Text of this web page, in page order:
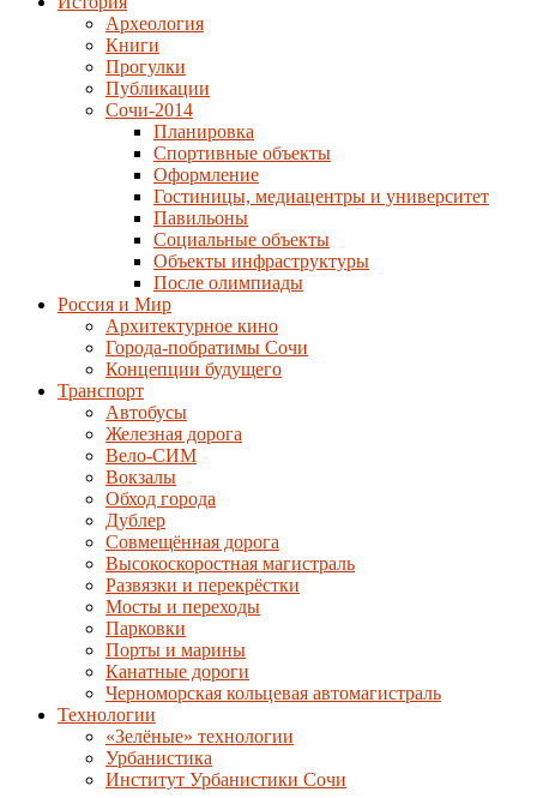
Археология
Книги
Прогулки
Публикации
Сочи-2014
Планировка
Спортивные объекты
Оформление
Гостиницы, медиацентры и университет
Павильоны
Социальные объекты
Объекты инфраструктуры
После олимпиады
Россия и Мир
Архитектурное кино
Города-побратимы Сочи
Концепции будущего
Транспорт
Автобусы
Железная дорога
Вело-СИМ
Вокзалы
Обход города
Дублер
Совмещённая дорога
Высокоскоростная магистраль
Развязки и перекрёстки
Мосты и переходы
Парковки
Порты и марины
Канатные дороги
Черноморская кольцевая автомагистраль
Технологии
«Зелёные» технологии
Урбанистика
Институт Урбанистики Сочи